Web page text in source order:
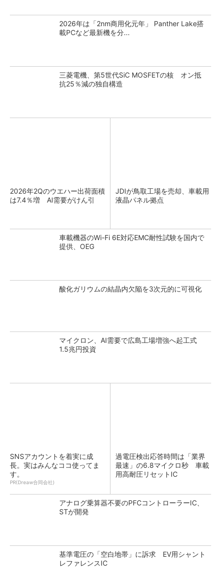
2026年は「2nm商用化元年」 Panther Lake搭
載PCなど最新機を分...
三菱電機、第5世代SiC MOSFETの核 オン抵
抗25％減の独自構造
2026年2Qのウエハー出荷面積
は7.4％増 AI需要がけん引
JDIが鳥取工場を売却、車載用
液晶パネル拠点
車載機器のWi-Fi 6E対応EMC耐性試験を国内で
提供、OEG
酸化ガリウムの結晶内欠陥を3次元的に可視化
マイクロン、AI需要で広島工場増強へ起工式
1.5兆円投資
SNSアカウントを着実に成
長。実はみんなココ使ってま
す。
PR(Dreaw合同会社)
過電圧検出応答時間は「業界
最速」の6.8マイクロ秒 車載
用高耐圧リセットIC
アナログ乗算器不要のPFCコントローラーIC、
STが開発
基準電圧の「空白地帯」に訴求 EV用シャント
レファレンスIC